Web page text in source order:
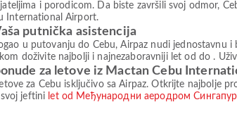
i porodicom. Da biste završili svoj odmor,
International Airport.
putnička asistencija
u putovanju do Cebu, Airpaz nudi jednostavnu
doživite najbolji i najnezaboravniji let od do .
za letove iz Mactan Cebu
za Cebu isključivo sa Airpaz. Otkrijte najbolje
svoj jeftini let od Међународни аеродром